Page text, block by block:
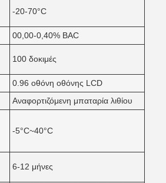
-20-70°C
00,00-0,40% BAC
100 δοκιμές
0.96 οθόνη οθόνης LCD
Αναφορτιζόμενη μπαταρία λιθίου
-5°C~40°C
6-12 μήνες